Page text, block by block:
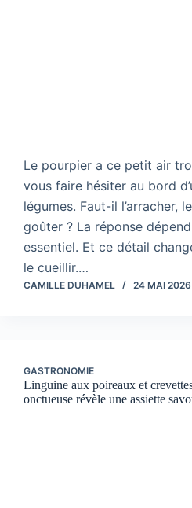
Le pourpier a ce petit air
vous faire hésiter au bord
légumes. Faut-il l’arracher,
goûter ? La réponse dépend
essentiel. Et ce détail
le cueillir.…
CAMILLE DUHAMEL 24 MAI 2026
GASTRONOMIE
Linguine aux poireaux et
onctueuse révèle une assiette